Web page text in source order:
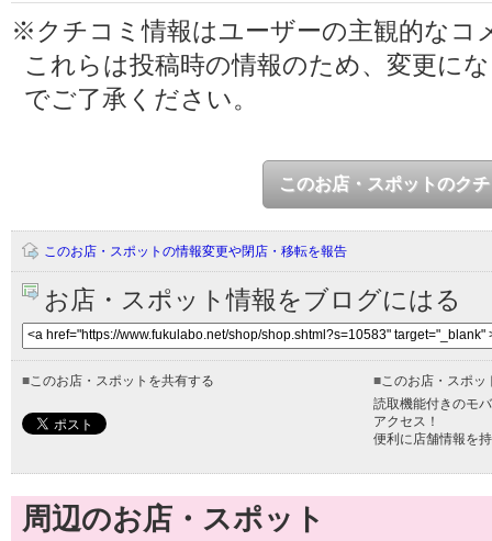
※クチコミ情報はユーザーの主観的なコ
これらは投稿時の情報のため、変更に
でご了承ください。
このお店・スポットのク
このお店・スポットの情報変更や閉店・移転を報告
お店・スポット情報をブログにはる
■ このお店・スポットを共有する ■ このお店・スポ
読取機能付きのモ
アクセス！
便利に店舗情報を
周辺のお店・スポット